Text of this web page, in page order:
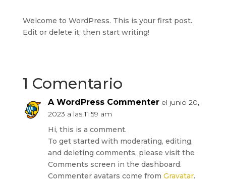
Welcome to WordPress. This is your first post.
Edit or delete it, then start writing!
1 Comentario
A WordPress Commenter el junio 20,
2023 a las 11:59 am
Hi, this is a comment.
To get started with moderating, editing,
and deleting comments, please visit the
Comments screen in the dashboard.
Commenter avatars come from Gravatar.